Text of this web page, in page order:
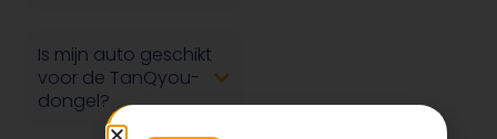
Is mijn auto geschikt
voor de TanQyou-
dongel?